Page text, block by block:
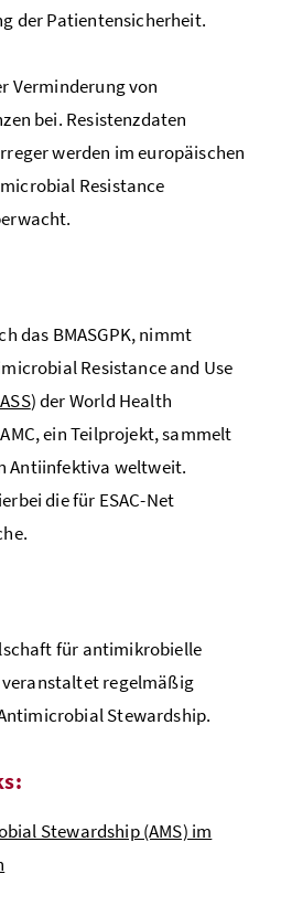
der Patientensicherheit.
Verminderung von
bei. Resistenzdaten
werden im europäischen
Resistance
das BMASGPK, nimmt
Resistance and Use
) derWorld Health
ein Teilprojekt, sammelt
Antiinfektiva weltweit.
die für ESAC-Net
für antimikrobielle
veranstaltet regelmäßig
Stewardship.
Stewardship (AMS) im